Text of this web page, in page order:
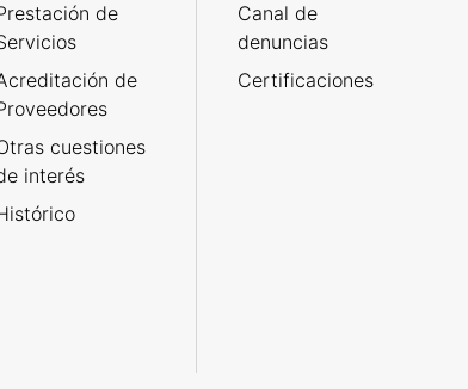
de
de
cuestiones
interés
Canal de
denuncias
Certificaciones